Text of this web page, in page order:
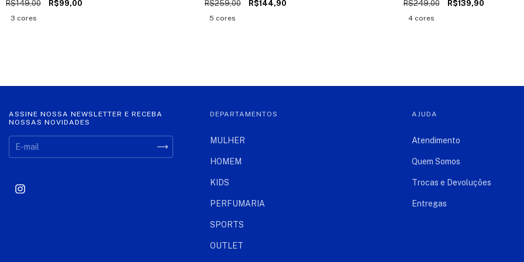
R$149,00 R$99,00
3 cores
R$259,00 R$144,90
5 cores
R$249,00 R$139,90
4 cores
ASSINE NOSSA NEWSLETTER E RECEBA
NOSSAS NOVIDADES
DEPARTAMENTOS
MULHER
HOMEM
KIDS
PERFUMARIA
SPORTS
OUTLET
AJUDA
Atendimento
Quem Somos
Trocas e Devoluções
Entregas